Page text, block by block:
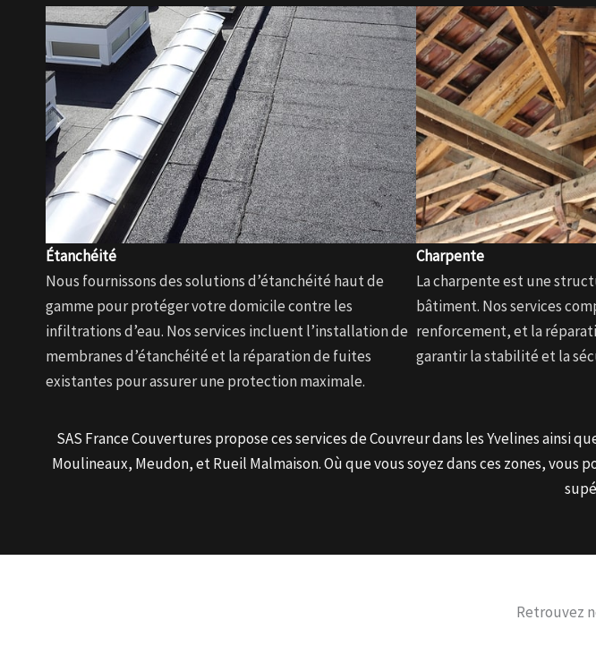
Étanchéité
Nous fournissons des solutions d’étanchéité haut de
gamme pour protéger votre domicile contre les
infiltrations d’eau. Nos services incluent l’installation de
membranes d’étanchéité et la réparation de fuites
existantes pour assurer une protection maximale.
Charpente
La charpente est une
bâtiment. Nos services
renforcement, et la
garantir la stabilité et la
SAS France Couvertures propose ces services de Couvreur dans les Yvelines ainsi
Moulineaux, Meudon, et Rueil Malmaison. Où que vous soyez dans ces zones,
Retrouvez